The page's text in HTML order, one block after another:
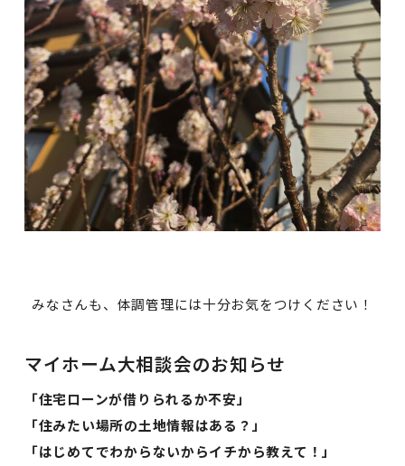
みなさんも、体調管理には十分お気をつけください！
マイホーム大相談会のお知らせ
「住宅ローンが借りられるか不安」
「住みたい場所の土地情報はある？」
「はじめてでわからないからイチから教えて！」